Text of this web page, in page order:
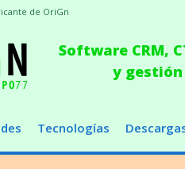
Software CRM,
y
Tecnologías
de OriGn